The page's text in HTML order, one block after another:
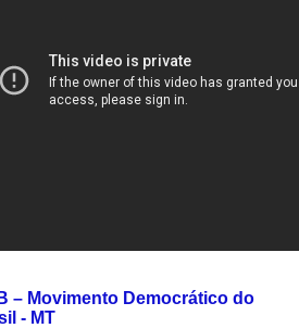
– Movimento Democrático do
- MT